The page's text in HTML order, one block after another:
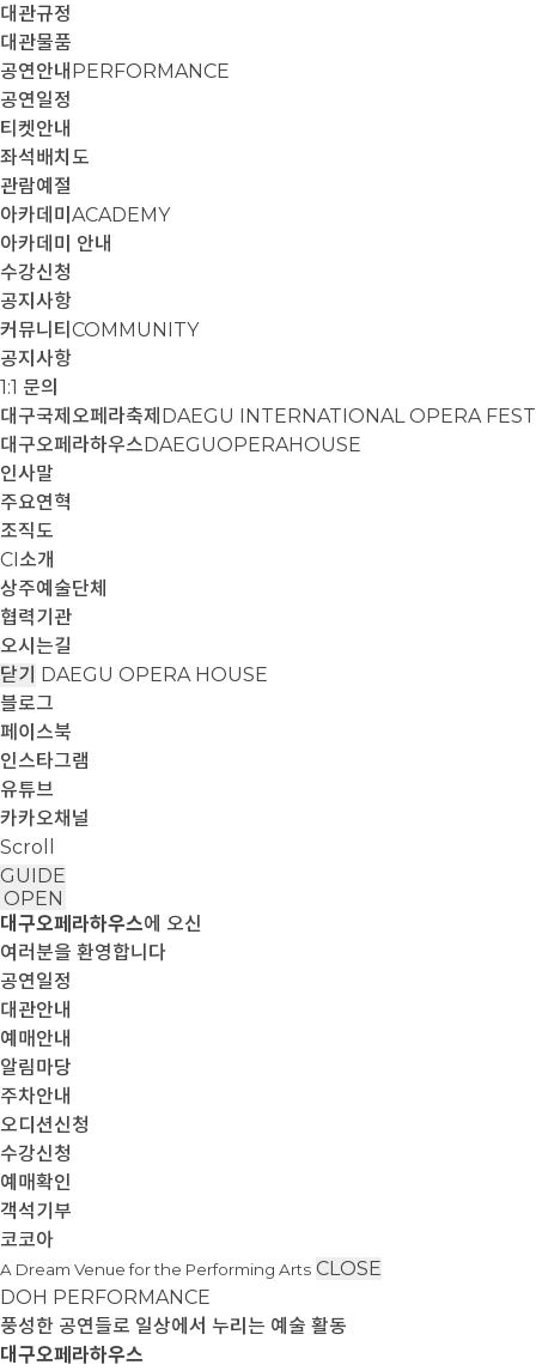
대관규정
대관물품
공연안내 PERFORMANCE
공연일정
티켓안내
좌석배치도
관람예절
아카데미 ACADEMY
아카데미 안내
수강신청
공지사항
커뮤니티 COMMUNITY
공지사항
1:1 문의
대구국제오페라축제 DAEGU INTERNATIONAL OPERA
대구오페라하우스DAEGUOPERAHOUSE
인사말
주요연혁
조직도
CI소개
상주예술단체
협력기관
오시는길
닫기 DAEGU OPERA HOUSE
블로그
페이스북
인스타그램
유튜브
카카오채널
Scroll
GUIDE
OPEN
대구오페라하우스에 오신
여러분을 환영합니다
공연일정
대관안내
예매안내
알림마당
주차안내
오디션신청
수강신청
예매확인
객석기부
코코아
A Dream Venue for the Performing Arts CLOSE
DOH PERFORMANCE
풍성한 공연들로 일상에서 누리는 예술 활동
대구오페라하우스